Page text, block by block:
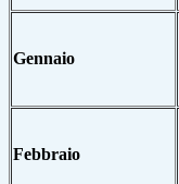
Gennaio
Febbraio